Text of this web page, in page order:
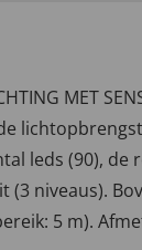
MET
leds (90),
niveaus).
5 m).